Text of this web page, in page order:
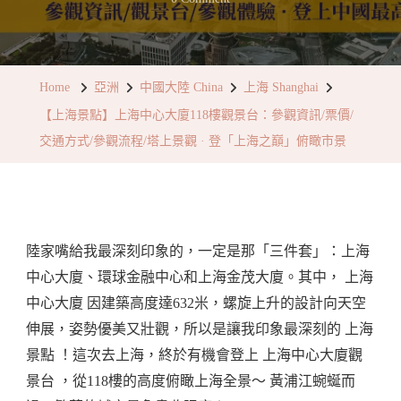
【上
海
廈
118
樓
觀
景
台：
Home 亞洲 中國大陸 China 上海 Shanghai
【上海景點】上海中心大廈118樓觀景台：參觀資訊/票價/
交通方式/參觀流程/塔上景觀 · 登「上海之巔」俯瞰市景
陸家嘴給我最深刻印象的，一定是那「三件套」：上海
中心大廈、環球金融中心和上海金茂大廈。其中， 上海
中心大廈 因建築高度達632米，螺旋上升的設計向天空
伸展，姿勢優美又壯觀，所以是讓我印象最深刻的 上海
景點 ！這次去上海，終於有機會登上 上海中心大廈觀
景台 ，從118樓的高度俯瞰上海全景～ 黃浦江蜿蜒而